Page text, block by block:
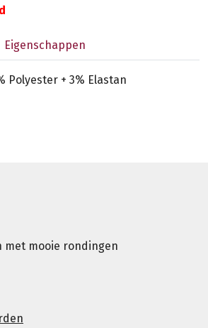
Eigenschappen
Polyester + 3% Elastan
met mooie rondingen